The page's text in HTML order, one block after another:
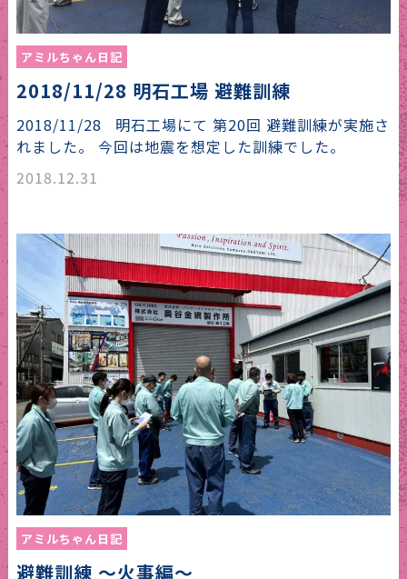
アミルちゃん日記
2018/11/28 明石工場 避難訓練
2018/11/28 明石工場にて 第20回 避難訓練が実施さ
れました。 今回は地震を想定した訓練でした。
2018.12.31
アミルちゃん日記
避難訓練 ～火事編～